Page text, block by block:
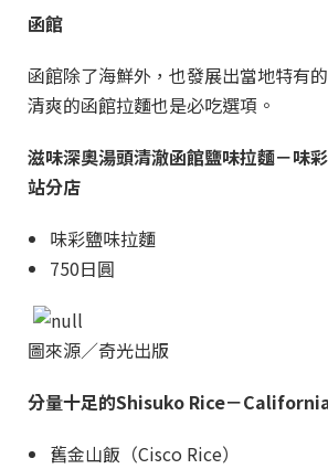
函館
函館除了海鮮外，也發展出當地特有
清爽的函館拉麵也是必吃選項。
滋味深奧湯頭清澈函館鹽味拉麵－味
站分店
味彩鹽味拉麵
750日圓
圖來源／奇光出版
分量十足的Shisuko Rice－
舊金山飯（Cisco Rice）